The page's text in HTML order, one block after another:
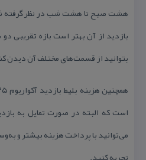
هشت صبح تا هشت شب در نظر گرفته
بازدید از آن بهتر است بازه تقریبی
بتوانید از قسمت‌های مختلف آن دیدن
است كه البته در صورت تمایل به
می‌توانید با پرداخت هزینه بیشتر و